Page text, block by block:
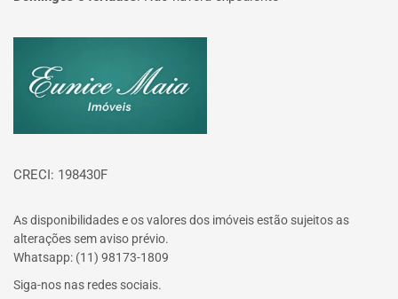
CRECI: 198430F
As disponibilidades e os valores dos imóveis estão sujeitos as
alterações sem aviso prévio.
Whatsapp: (11) 98173-1809
Siga-nos nas redes sociais.